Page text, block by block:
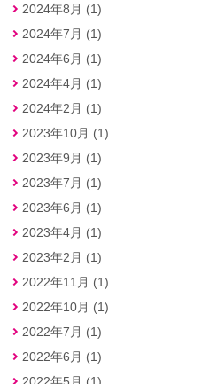
2024年8月 (1)
2024年7月 (1)
2024年6月 (1)
2024年4月 (1)
2024年2月 (1)
2023年10月 (1)
2023年9月 (1)
2023年7月 (1)
2023年6月 (1)
2023年4月 (1)
2023年2月 (1)
2022年11月 (1)
2022年10月 (1)
2022年7月 (1)
2022年6月 (1)
2022年5月 (1)